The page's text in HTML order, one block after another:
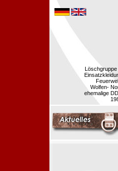
Löschgruppe
Wolfen-
ehemalige